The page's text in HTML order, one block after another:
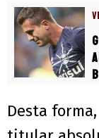
Desta